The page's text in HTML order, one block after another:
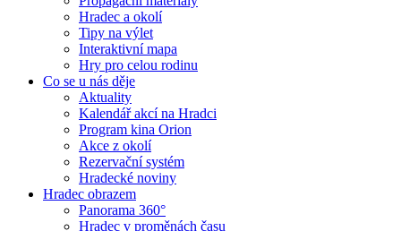
Hradec a okolí
Tipy na výlet
Interaktivní mapa
Hry pro celou rodinu
Co se u nás děje
Aktuality
Kalendář akcí na Hradci
Program kina Orion
Akce z okolí
Rezervační systém
Hradecké noviny
Hradec obrazem
Panorama 360°
Hradec v proměnách času